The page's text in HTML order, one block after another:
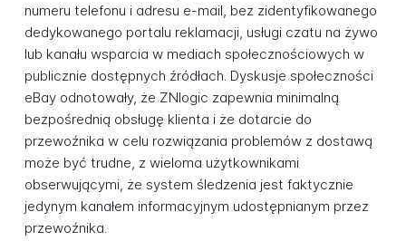
numeru telefonu i adresu e-mail, bez zidentyfikowanego
dedykowanego portalu reklamacji, usługi czatu na żywo
lub kanału wsparcia w mediach społecznościowych w
publicznie dostępnych źródłach. Dyskusje społeczności
eBay odnotowały, że ZNlogic zapewnia minimalną
bezpośrednią obsługę klienta i że dotarcie do
przewoźnika w celu rozwiązania problemów z dostawą
może być trudne, z wieloma użytkownikami
obserwującymi, że system śledzenia jest faktycznie
jedynym kanałem informacyjnym udostępnianym przez
przewoźnika.